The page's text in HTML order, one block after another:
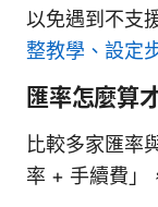
以免遇到不支
整教學、設定
匯率怎麼算
比較多家匯率
率 + 手續費」